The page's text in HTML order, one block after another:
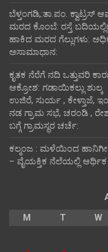
ಬೆಳ್ತಂಗಡಿ,:ತಾ.ಪಂ‌.
ಮರದ ಕೊಂಬೆ: ರಸ್ತೆ
ಹಾಕಿದ ಮರದ ಗೆಲ್ಲುಗಳು:
ಅಸಾಮಾಧಾನ:
ಕೃತಕ ನೆರೆಗೆ ನದಿ ಒತ್ತುವರಿ
ಆಕ್ರೋಶ: ಗಡಾಯಿಕಲ್ಲು
ಉಜಿರೆ, ಸುರ್ಯ , ಕೇಳ್ತಾಜೆ,
ನಡ ಗ್ರಾಮ ಸಭೆ, ಚರಂಡಿ ,
ಬಗ್ಗೆ ಗ್ರಾಮಸ್ಥರ ಚರ್ಚೆ:
ಕಲ್ಮಂಜ : ಮಳೆಯಿಂದ
– ವೈಯಕ್ತಿಕ ನೆಲೆಯಲ್ಲಿ ಆರ್ಥಿಕ‌
M
T W